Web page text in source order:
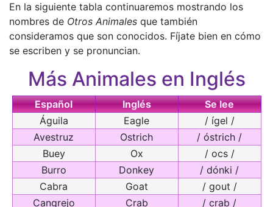
En la siguiente tabla continuaremos mostrando los
nombres de Otros Animales que también
consideramos que son conocidos. Fíjate bien en cómo
se escriben y se pronuncian.
Más Animales en Inglés
Español Inglés
Se lee
Águila
Eagle
/ ígel /
Avestruz
Ostrich
/ óstrich /
Buey
Ox
/ ocs /
Burro
Donkey
/ dónki /
Cabra
Goat
/ gout /
Cangrejo
Crab
/ crab /